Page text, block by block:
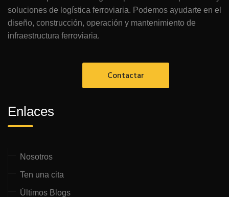
soluciones de logística ferroviaria. Podemos ayudarte en el
diseño, construcción, operación y mantenimiento de
infraestructura ferroviaria.
Contactar
Enlaces
Nosotros
Ten una cita
Últimos Blogs